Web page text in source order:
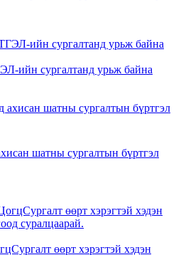
сургалтанд урьж байна
шатны сургалтын бүртгэл
өөрт хэрэгтэй хэдэн